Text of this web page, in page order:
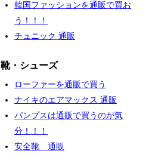
韓国ファッションを通販で買お
う！！！
チュニック 通販
靴・シューズ
ローファーを通販で買う
ナイキのエアマックス 通販
パンプスは通販で買うのが気
分！！！
安全靴 通販